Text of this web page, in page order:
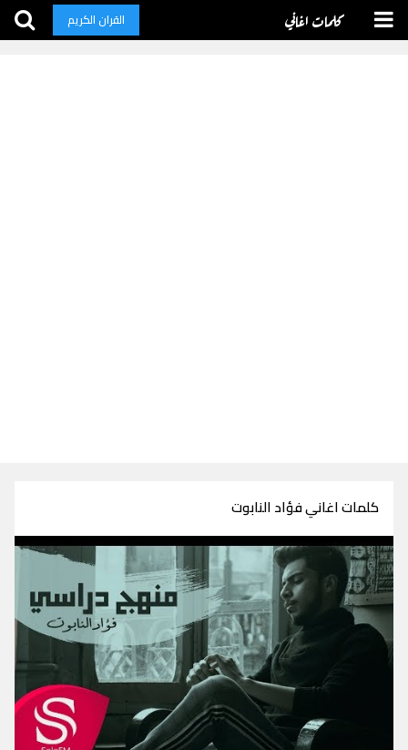
كلمات اغاني القران الكريم
كلمات اغاني فؤاد النابوت